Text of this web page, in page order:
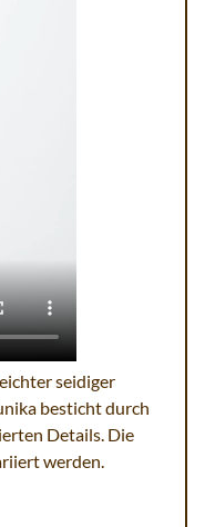
seidiger
besticht durch
Details. Die
werden.